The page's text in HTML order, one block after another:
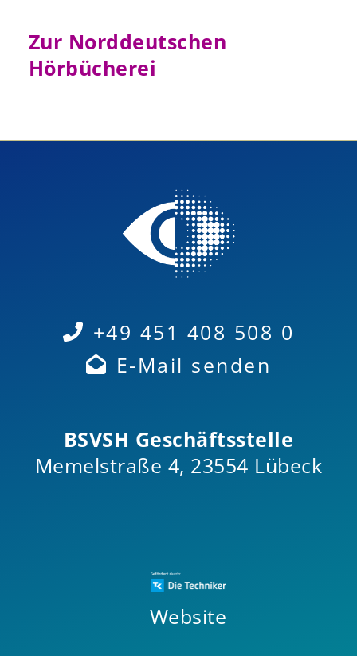
Zur Norddeutschen
Hörbücherei
+49 451 408 508 0
E-Mail senden
BSVSH Geschäftsstelle
Memelstraße 4, 23554 Lübeck
Website